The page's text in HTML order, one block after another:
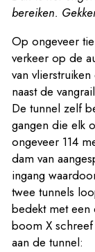
bereiken.
Op ongeveer
verkeer op de
van
naast de
De tunnel zelf
gangen die elk
ongeveer 114
dam van
ingang
twee tunnels
bedekt met een
boom X
aan de tunnel: